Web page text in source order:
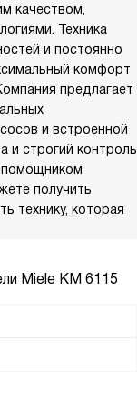
качеством,
Техника
и постоянно
комфорт
предлагает
и встроенной
и строгий контроль
помощником
получить
технику, которая
Miele KM 6115